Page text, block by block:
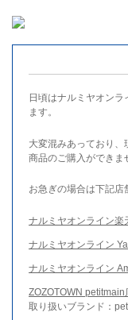
日頃はナルミヤオン
ます。
大変混みあっており
商品のご購入ができま
お急ぎの場合は下記店
ナルミヤオンライン楽
ナルミヤオンライン
ナルミヤオンライン
ZOZOTOWN petitmain
取り扱いブランド：